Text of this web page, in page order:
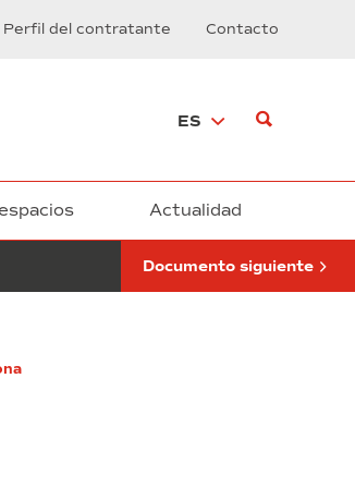
Perfil del contratante Contacto
ES
Actualidad
de
gestión
siniestralidad
y
gerencia
de
Documento siguiente